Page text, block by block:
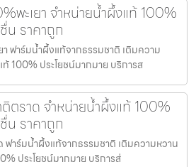
พะเยา จำหน่ายน้ำผึ้งแท้ 100%
น ราคาถูก
ฟาร์มน้ำผึ้งแท้จากธรรมชาติ เติมความ
100% ประโยชน์มากมาย บริการส
ตราด จำหน่ายน้ำผึ้งแท้ 100%
น ราคาถูก
ฟาร์มน้ำผึ้งแท้จากธรรมชาติ เติมความหวาน
ประโยชน์มากมาย บริการส่